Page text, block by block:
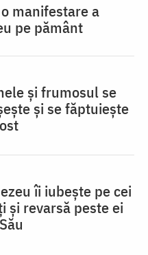
manifestare a
pe pământ
și frumosul se
și se făptuiește
îi iubește pe cei
și revarsă peste ei